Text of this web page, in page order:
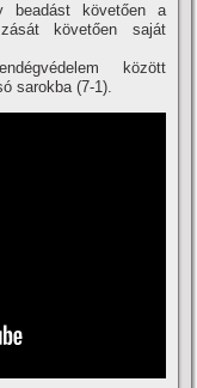
beadást követően a
követően saját
között
sarokba (7-1).